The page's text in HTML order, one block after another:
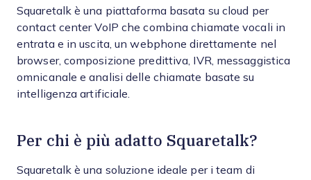
Squaretalk è una piattaforma basata su cloud per
contact center VoIP che combina chiamate vocali in
entrata e in uscita, un webphone direttamente nel
browser, composizione predittiva, IVR, messaggistica
omnicanale e analisi delle chiamate basate su
intelligenza artificiale.
Per chi è più adatto Squaretalk?
Squaretalk è una soluzione ideale per i team di